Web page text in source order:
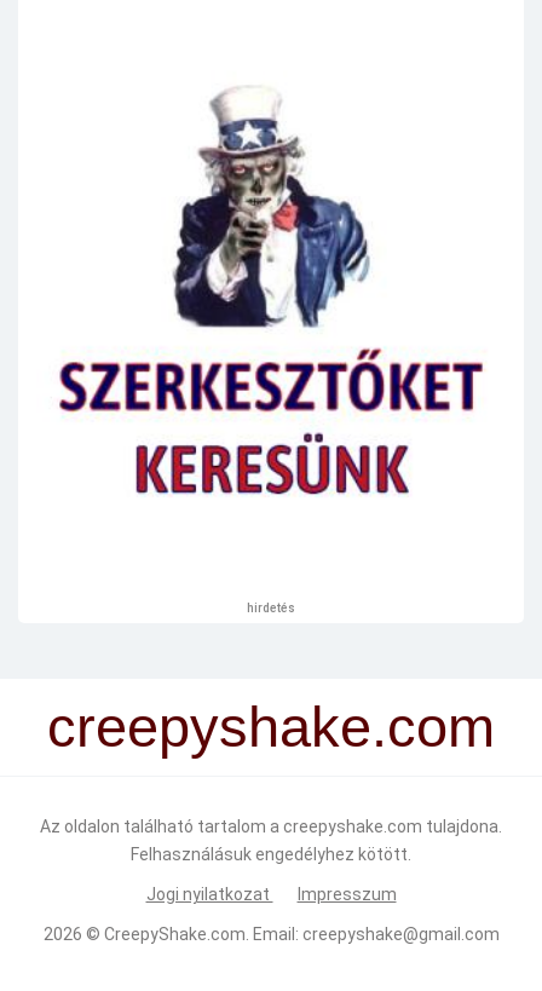
hirdetés
creepyshake.com
Az oldalon található tartalom a creepyshake.com tulajdona.
Felhasználásuk engedélyhez kötött.
Jogi nyilatkozat Impresszum
2026 © CreepyShake.com . Email: creepyshake@gmail.com